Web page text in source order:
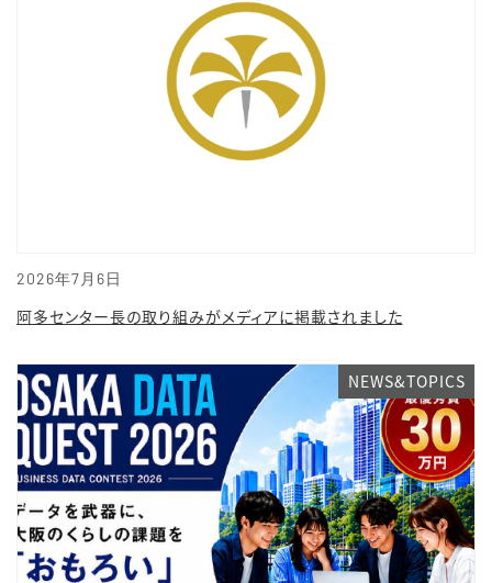
2026年7月6日
阿多センター長の取り組みがメディアに掲載されました
NEWS&TOPICS